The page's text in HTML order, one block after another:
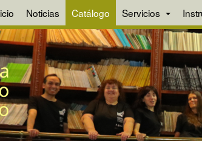
Noticias Catálogo Servicios